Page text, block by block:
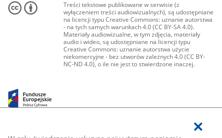
Treści tekstowe publikowane w serwisie (z
wyłączeniem treści audiowizualnych), są udostępniane
na licencji typu Creative Commons: uznanie autorstwa
- na tych samych warunkach 4.0 (CC BY-SA 4.0).
Materiały audiowizualne, w tym zdjęcia, materiały
audio i wideo, są udostępniane na licencji typu
Creative Commons: uznanie autorstwa użycie
niekomercyjne - bez utworów zależnych 4.0 (CC BY-
NC-ND 4.0), o ile nie jest to stwierdzone inaczej.